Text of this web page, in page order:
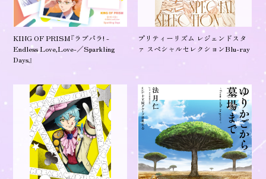
KING OF PRISM『ラブパラ! -
Endless Love,Love-／Sparkling
Days』
プリティーリズム レジェンドスタ
ァ スペシャルセレクションBlu-ray